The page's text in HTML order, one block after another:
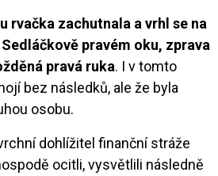
rvačka zachutnala a vrhl se na
pravém oku, zprava
pravá ruka. I v tomto
bez následků, ale že byla
osobu.
dohlížitel finanční stráže
ocitli, vysvětlili následně